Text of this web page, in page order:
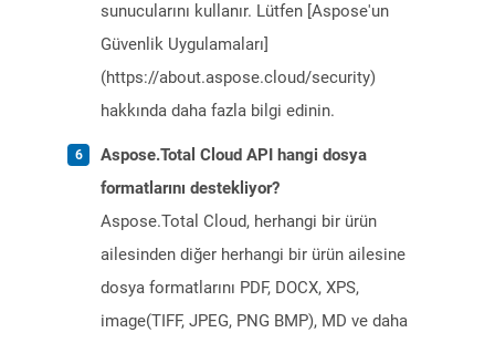
sunucularını kullanır. Lütfen [Aspose'un
Güvenlik Uygulamaları]
(https://about.aspose.cloud/security)
hakkında daha fazla bilgi edinin.
Aspose.Total Cloud API hangi dosya
formatlarını destekliyor?
Aspose.Total Cloud, herhangi bir ürün
ailesinden diğer herhangi bir ürün ailesine
dosya formatlarını PDF, DOCX, XPS,
image(TIFF, JPEG, PNG BMP), MD ve daha